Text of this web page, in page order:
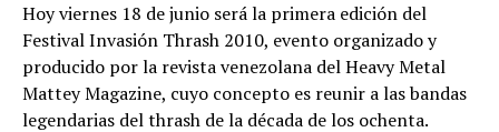
Hoy viernes 18 de junio será la primera edición del
Festival Invasión Thrash 2010, evento organizado y
producido por la revista venezolana del Heavy Metal
Mattey Magazine, cuyo concepto es reunir a las bandas
legendarias del thrash de la década de los ochenta.